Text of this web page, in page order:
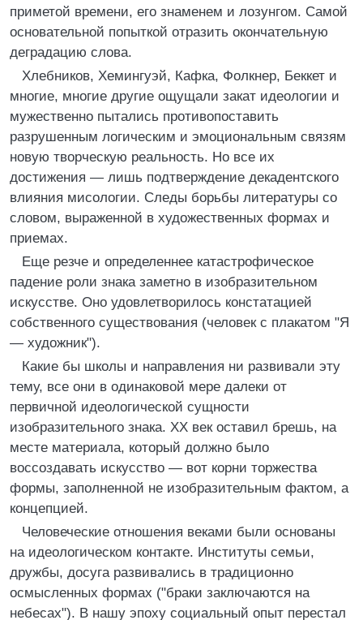
приметой времени, его знаменем и лозунгом. Самой
основательной попыткой отразить окончательную
деградацию слова.
Хлебников, Хемингуэй, Кафка, Фолкнер, Беккет и
многие, многие другие ощущали закат идеологии и
мужественно пытались противопоставить
разрушенным логическим и эмоциональным связям
новую творческую реальность. Но все их
достижения — лишь подтверждение декадентского
влияния мисологии. Следы борьбы литературы со
словом, выраженной в художественных формах и
приемах.
Еще резче и определеннее катастрофическое
падение роли знака заметно в изобразительном
искусстве. Оно удовлетворилось констатацией
собственного существования (человек с плакатом "Я
— художник").
Какие бы школы и направления ни развивали эту
тему, все они в одинаковой мере далеки от
первичной идеологической сущности
изобразительного знака. XX век оставил брешь, на
месте материала, который должно было
воссоздавать искусство — вот корни торжества
формы, заполненной не изобразительным фактом, а
концепцией.
Человеческие отношения веками были основаны
на идеологическом контакте. Институты семьи,
дружбы, досуга развивались в традиционно
осмысленных формах ("браки заключаются на
небесах"). В нашу эпоху социальный опыт перестал